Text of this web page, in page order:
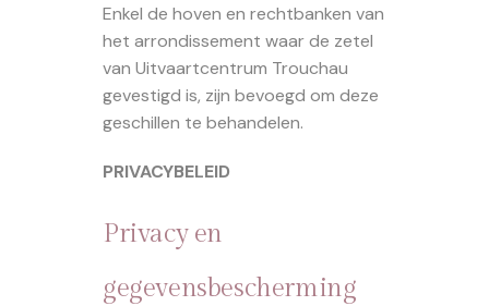
Enkel de hoven en rechtbanken van
het arrondissement waar de zetel
van Uitvaartcentrum Trouchau
gevestigd is, zijn bevoegd om deze
geschillen te behandelen.
PRIVACYBELEID
Privacy en
gegevensbescherming